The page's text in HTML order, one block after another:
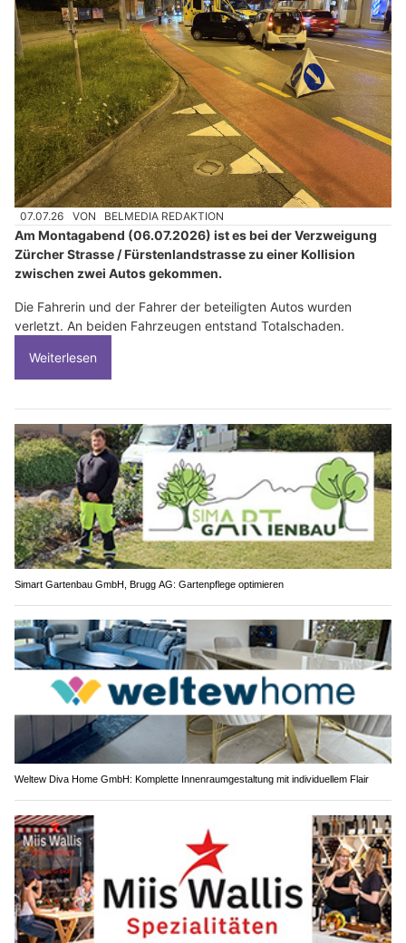
07.07.26 VON BELMEDIA REDAKTION
Am Montagabend (06.07.2026) ist es bei der Verzweigung
Zürcher Strasse / Fürstenlandstrasse zu einer Kollision
zwischen zwei Autos gekommen.
Die Fahrerin und der Fahrer der beteiligten Autos wurden
verletzt. An beiden Fahrzeugen entstand Totalschaden.
Weiterlesen
Simart Gartenbau GmbH, Brugg AG: Gartenpflege optimieren
Weltew Diva Home GmbH: Komplette Innenraumgestaltung mit individuellem Flair